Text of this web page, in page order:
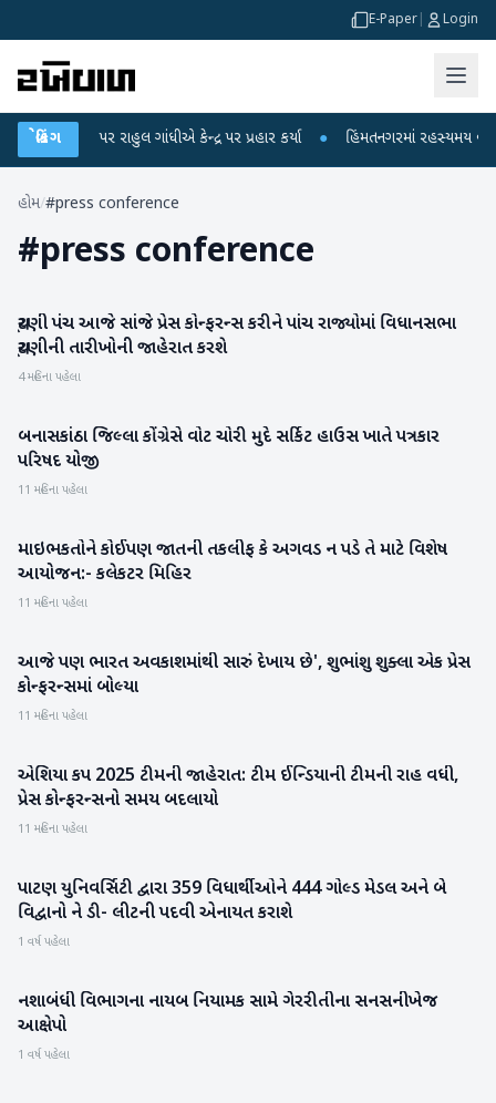
E-Paper Login
બ્રેકિંગ
આરોપો પર રાહુલ ગાંધીએ કેન્દ્ર પર પ્રહાર કર્યા ● હિંમતનગરમાં રહસ્યમય વાયરસ કે
હોમ/#press conference
#press conference
રાષ્ટ્રીય
ચૂંટણી પંચ આજે સાંજે પ્રેસ કોન્ફરન્સ કરીને પાંચ રાજ્યોમાં વિધાનસભા
ચૂંટણીની તારીખોની જાહેરાત કરશે
4 મહિના પહેલા
બનાસકાંઠા
બનાસકાંઠા જિલ્લા કોંગ્રેસે વોટ ચોરી મુદે સર્કિટ હાઉસ ખાતે પત્રકાર
પરિષદ યોજી
11 મહિના પહેલા
બનાસકાંઠા
માઇભકતોને કોઈપણ જાતની તકલીફ કે અગવડ ન પડે તે માટે વિશેષ
આયોજન:- કલેકટર મિહિર
11 મહિના પહેલા
રાષ્ટ્રીય
આજે પણ ભારત અવકાશમાંથી સારું દેખાય છે', શુભાંશુ શુક્લા એક પ્રેસ
કોન્ફરન્સમાં બોલ્યા
11 મહિના પહેલા
રમતગમત
એશિયા કપ 2025 ટીમની જાહેરાત: ટીમ ઈન્ડિયાની ટીમની રાહ વધી,
પ્રેસ કોન્ફરન્સનો સમય બદલાયો
11 મહિના પહેલા
પાટણ
પાટણ યુનિવર્સિટી દ્વારા 359 વિધાર્થીઓને 444 ગોલ્ડ મેડલ અને બે
વિદ્વાનો ને ડી- લીટની પદવી એનાયત કરાશે
1 વર્ષ પહેલા
બનાસકાંઠા
નશાબંધી વિભાગના નાયબ નિયામક સામે ગેરરીતીના સનસનીખેજ
આક્ષેપો
1 વર્ષ પહેલા